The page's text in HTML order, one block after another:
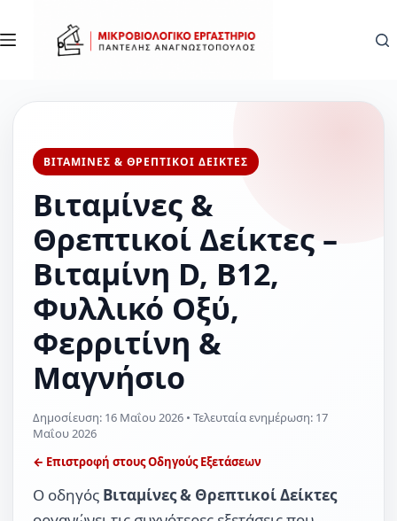
περιεχόμενο
ΒΙΤΑΜΙΝΕΣ & ΘΡΕΠΤΙΚΟΙ ΔΕΙΚΤΕΣ
Βιταμίνες &
Θρεπτικοί Δείκτες –
Βιταμίνη D, B12,
Φυλλικό Οξύ,
Φερριτίνη &
Μαγνήσιο
Δημοσίευση: 16 Μαΐου 2026 • Τελευταία ενημέρωση: 17
Μαΐου 2026
← Επιστροφή στους Οδηγούς Εξετάσεων
Ο οδηγός Βιταμίνες & Θρεπτικοί Δείκτες